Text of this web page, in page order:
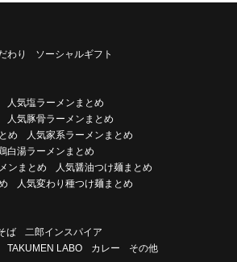
わり ソーシャルギフト
人気塩ラーメンまとめ
人気豚骨ラーメンまとめ
め
人気家系ラーメンまとめ
白湯ラーメンまとめ
ンまとめ
人気醤油つけ麺まとめ
人気変わり種つけ麺まとめ
ば
二郎インスパイア
TAKUMEN LABO カレー その他